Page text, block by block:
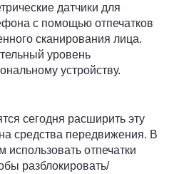
датчики для
с помощью отпечатков
сканирования лица.
уровень
устройству.
сегодня расширить эту
средства передвижения. В
отпечатки
разблокировать/